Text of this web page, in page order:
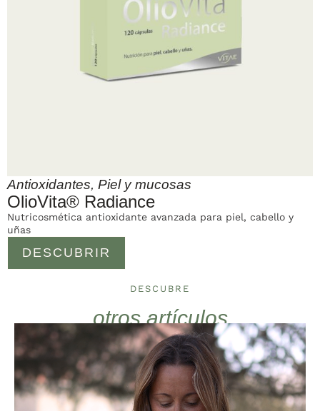
Antioxidantes, Piel y mucosas
OlioVita® Radiance
DESCUBRIR
Nutricosmética antioxidante avanzada para piel, cabello y
uñas
DESCUBRE
otros artículos